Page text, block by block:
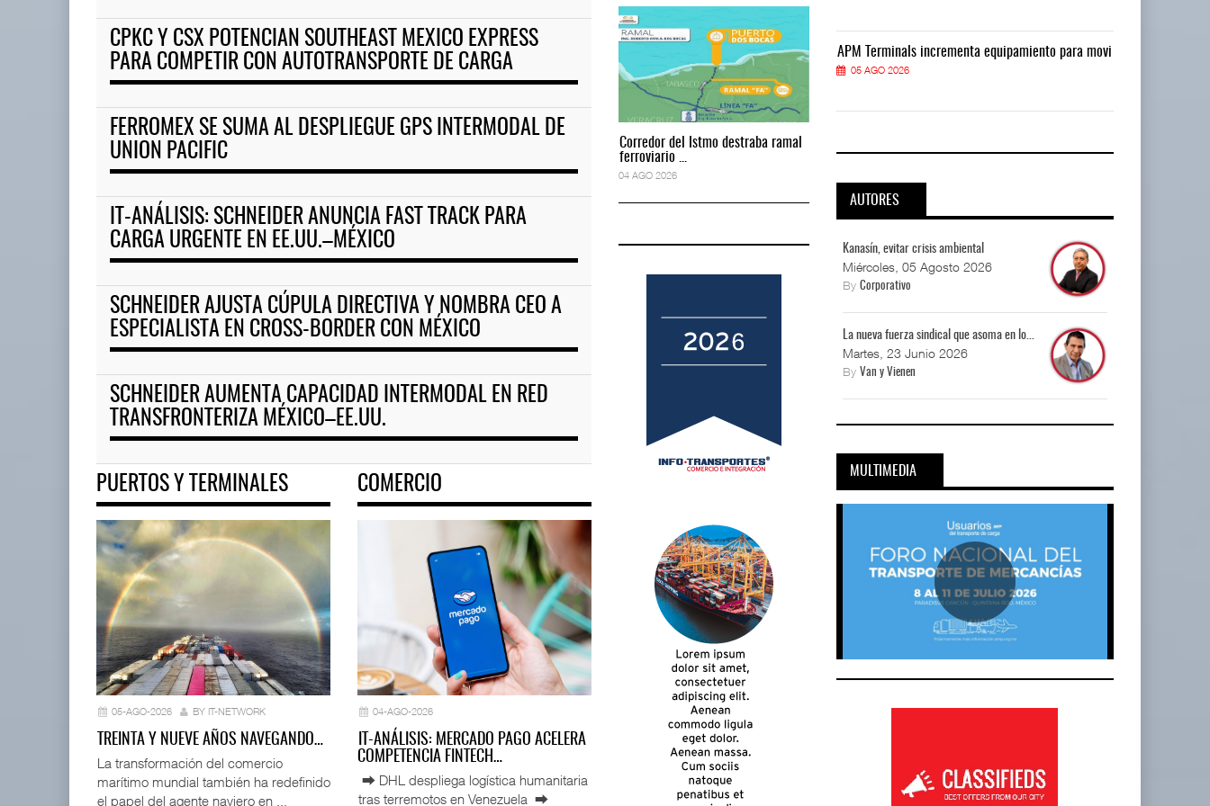
CPKC Y CSX POTENCIAN SOUTHEAST MEXICO EXPRESS
PARA COMPETIR CON AUTOTRANSPORTE DE CARGA
FERROMEX SE SUMA AL DESPLIEGUE GPS INTERMODAL DE
UNION PACIFIC
IT-ANÁLISIS: SCHNEIDER ANUNCIA FAST TRACK PARA
CARGA URGENTE EN EE.UU.–MÉXICO
SCHNEIDER AJUSTA CÚPULA DIRECTIVA Y NOMBRA CEO A
ESPECIALISTA EN CROSS-BORDER CON MÉXICO
SCHNEIDER AUMENTA CAPACIDAD INTERMODAL EN RED
TRANSFRONTERIZA MÉXICO–EE.UU.
PUERTOS Y TERMINALES
05-AGO-2026 BY IT-NETWORK
TREINTA Y NUEVE AÑOS NAVEGANDO…
La transformación del comercio
marítimo mundial también ha redefinido
el papel del agente naviero en ...
COMERCIO
04-AGO-2026
IT-ANÁLISIS: MERCADO PAGO ACELERA
COMPETENCIA FINTECH…
⮕ DHL despliega logística humanitaria
tras terremotos en Venezuela ⮕
Corredor del Istmo destraba ramal
ferroviario ...
04 AGO 2026 04 AGO 2026
Corredor del Istmo destraba ramal
ferroviario ...
04 AGO 2026
ferroviario ...
ferroviario ...
APM Terminals incrementa equipamiento para movi
05 AGO 2026
APM Terminals incrementa equipamiento para movi APM Terminals incrementa equipamiento para movi
05 AGO 2026
AUTORES
Kanasín, evitar crisis ambiental
Miércoles, 05 Agosto 2026
By Corporativo
La nueva fuerza sindical que asoma en lo...
Martes, 23 Junio 2026
By Van y Vienen
MULTIMEDIA